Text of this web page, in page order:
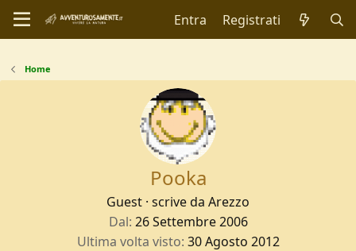
Entra Registrati
Home
Pooka
Guest · scrive da Arezzo
Dal 26 Settembre 2006
Ultima volta visto 30 Agosto 2012